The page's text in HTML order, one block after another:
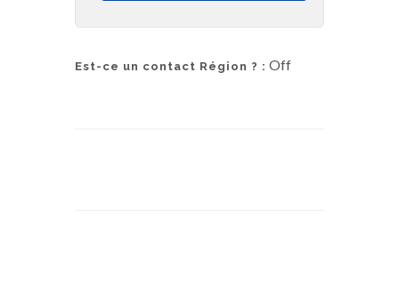
Est-ce un contact Région ? : Off